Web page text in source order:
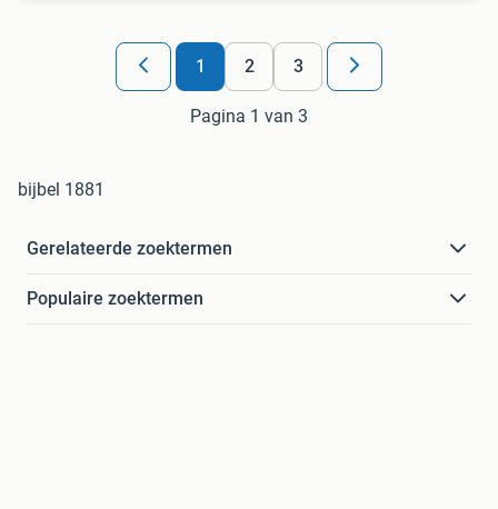
1 2 3
Pagina 1 van 3
bijbel 1881
Gerelateerde zoektermen
Populaire zoektermen